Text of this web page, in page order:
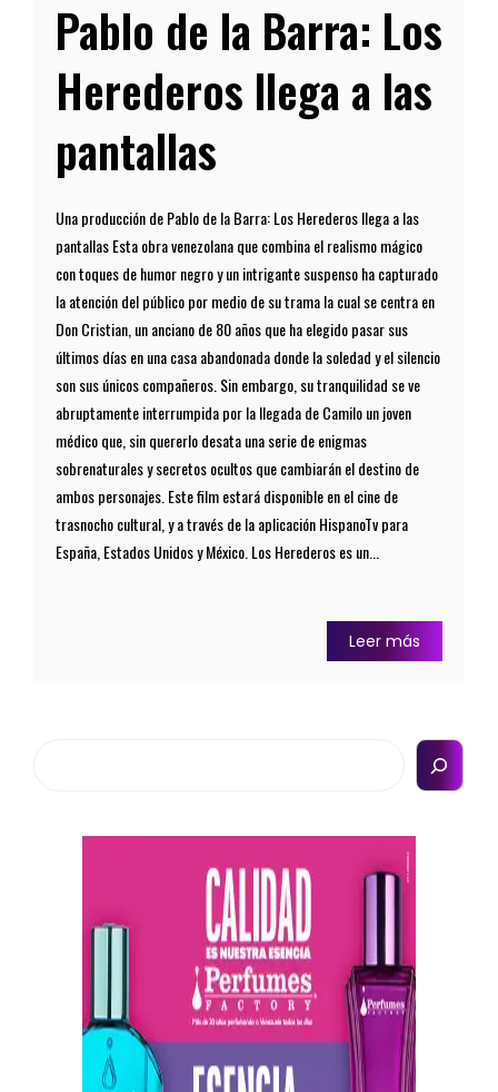
Pablo de la Barra: Los
Herederos llega a las
pantallas
Una producción de Pablo de la Barra: Los Herederos llega a las
pantallas Esta obra venezolana que combina el realismo mágico
con toques de humor negro y un intrigante suspenso ha capturado
la atención del público por medio de su trama la cual se centra en
Don Cristian, un anciano de 80 años que ha elegido pasar sus
últimos días en una casa abandonada donde la soledad y el silencio
son sus únicos compañeros. Sin embargo, su tranquilidad se ve
abruptamente interrumpida por la llegada de Camilo un joven
médico que, sin quererlo desata una serie de enigmas
sobrenaturales y secretos ocultos que cambiarán el destino de
ambos personajes. Este film estará disponible en el cine de
trasnocho cultural, y a través de la aplicación HispanoTv para
España, Estados Unidos y México. Los Herederos es un...
Leer más